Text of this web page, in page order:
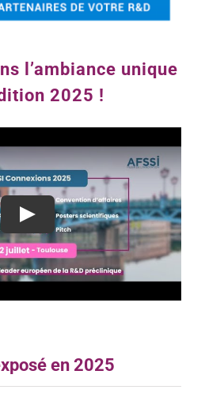
l’ambiance unique
2025 !
Play
en 2025